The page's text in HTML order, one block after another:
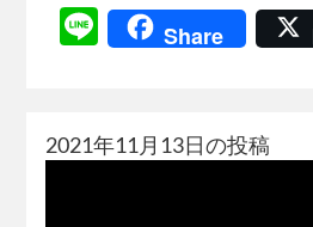
LineShare
2021年11月13日の投稿